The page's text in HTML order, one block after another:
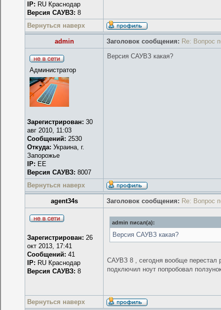
IP: RU Краснодар
Версия САУВЗ: 8
Вернуться наверх
admin Заголовок сообщения: Re: Вопрос
Администратор
Зарегистрирован: 30
авг 2010, 11:03
Сообщений: 2530
Откуда: Украина, г.
Запорожье
IP: EE
Версия САУВЗ: 8007
Версия САУВЗ какая?
Вернуться наверх
agent34s Заголовок сообщения: Re: Вопрос
Зарегистрирован: 26
окт 2013, 17:41
Сообщений: 41
IP: RU Краснодар
Версия САУВЗ: 8
admin писал(а):
Версия САУВЗ какая?
САУВЗ 8 , сегодня вообще перестал
подключил ноут попробовал
Вернуться наверх